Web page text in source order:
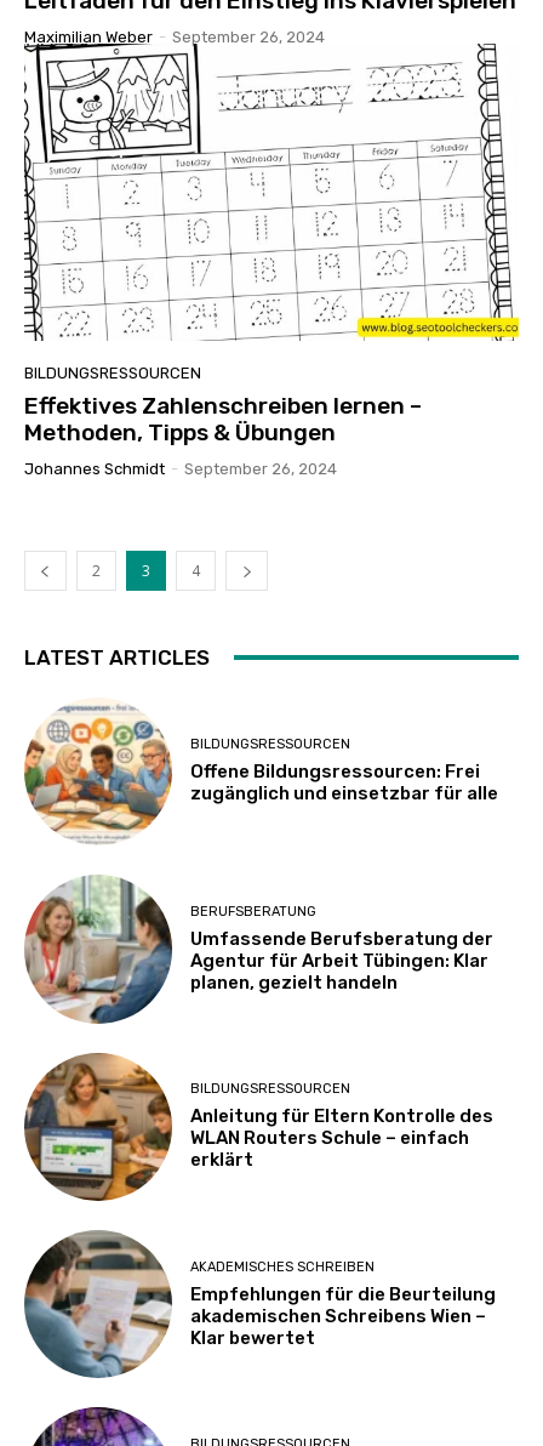
Maximilian Weber - September 26, 2024
BILDUNGSRESSOURCEN
Effektives Zahlenschreiben lernen –
Methoden, Tipps & Übungen
Johannes Schmidt - September 26, 2024
2 3 4
LATEST ARTICLES
BILDUNGSRESSOURCEN
Offene Bildungsressourcen: Frei
zugänglich und einsetzbar für alle
BERUFSBERATUNG
Umfassende Berufsberatung der
Agentur für Arbeit Tübingen: Klar
planen, gezielt handeln
BILDUNGSRESSOURCEN
Anleitung für Eltern Kontrolle des
WLAN Routers Schule – einfach
erklärt
AKADEMISCHES SCHREIBEN
Empfehlungen für die Beurteilung
akademischen Schreibens Wien –
Klar bewertet